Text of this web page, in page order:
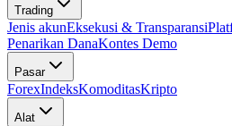
Trading
Jenis akunEksekusi & Transparansi
Penarikan DanaKontes Demo
Pasar
ForexIndeksKomoditasKripto
Alat